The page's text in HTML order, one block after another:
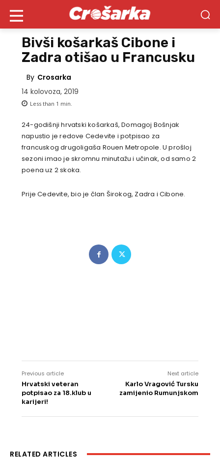
Bivši košarkaš Cibone i
Zadra otišao u Francusku
By Crosarka
14 kolovoza, 2019
Less than 1 min.
24-godišnji hrvatski košarkaš, Domagoj Bošnjak
napustio je redove Cedevite i potpisao za
francuskog drugoligaša Rouen Metropole. U prošloj
sezoni imao je skromnu minutažu i učinak, od samo 2
poena uz 2 skoka.
Prije Cedevite, bio je član Širokog, Zadra i Cibone.
Previous article
Hrvatski veteran
potpisao za 18.klub u
karijeri!
Next article
Karlo Vragović Tursku
zamijenio Rumunjskom
RELATED ARTICLES